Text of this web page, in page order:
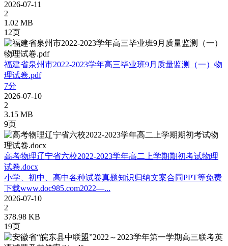
2026-07-11
2
1.02 MB
12页
福建省泉州市2022-2023学年高三毕业班9月质量监测（一）物
理试卷.pdf
7分
2026-07-10
2
3.15 MB
9页
高考物理辽宁省六校2022-2023学年高二上学期期初考试物理
试卷.docx
小学、初中、高中各种试卷真题知识归纳文案合同PPT等免费
下载www.doc985.com2022—...
2026-07-10
2
378.98 KB
19页